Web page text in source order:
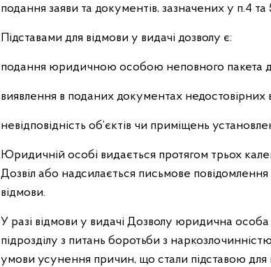
подання заяви та документів, зазначених у п.4
Підставами для відмови у видачі дозволу є:
подання юридичною особою неповного пакета
виявлення в поданих документах недостовірних
невідповідність об’єктів чи приміщень
Юридичній особі видається протягом трьох
Дозвіл або надсилається письмове
відмови.
У разі відмови у видачі Дозволу юридична
підрозділу з питань боротьби з
умови усунення причин, що стали підставою для